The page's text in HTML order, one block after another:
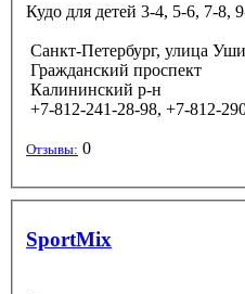
Кудо для детей 3-4, 5-6, 7-8,
Санкт-Петербург, улица
Гражданский проспект
Калининский р-н
+7-812-241-28-98, +7-812-
Отзывы: 0
SportMix